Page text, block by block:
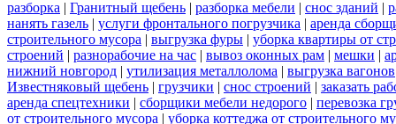
разборка | Гранитный щебень | разборка мебели | снос зданий |
нанять газель | услуги фронтального погрузчика | аренда
строительного мусора | выгрузка фуры | уборка квартиры от
строений | разнорабочие на час | вывоз оконных рам | мешки |
нижний новгород | утилизация металлолома | выгрузка вагонов
Известняковый щебень | грузчики | снос строений | заказать
аренда спецтехники | сборщики мебели недорого | перевозка
от строительного мусора | уборка коттеджа от строительного